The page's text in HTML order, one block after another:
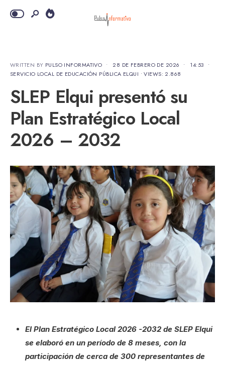
WRITTEN BY PULSO INFORMATIVO • 28 DE FEBRERO DE 2026 • 14:53
•
SERVICIO LOCAL DE EDUCACIÓN PÚBLICA ELQUI •VIEWS: 2.868
SLEP Elqui presentó su
Plan Estratégico Local
2026 – 2032
El Plan Estratégico Local 2026 -2032 de SLEP Elqui
se elaboró en un período de 8 meses, con la
participación de cerca de 300 representantes de